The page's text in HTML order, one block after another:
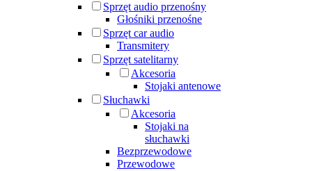
Sprzęt audio przenośny
Głośniki przenośne
Sprzęt car audio
Transmitery
Sprzęt satelitarny
Akcesoria
Stojaki antenowe
Słuchawki
Akcesoria
Stojaki na
słuchawki
Bezprzewodowe
Przewodowe